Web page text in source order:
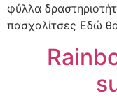
φύλλα
πασχαλίτσες Εδώ